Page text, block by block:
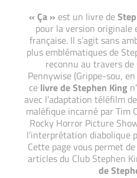
« Ça » est un livre de
pour la version
française. Il s’agit sans
plus emblématiques de
reconnu au travers
Pennywise (Grippe-sou,
ce livre de Stephen King
avec l’adaptation téléfilm
maléfique incarné par Tim
Rocky Horror Picture
l’interprétation diabolique
Cette page vous permet
articles du Club Stephen
de